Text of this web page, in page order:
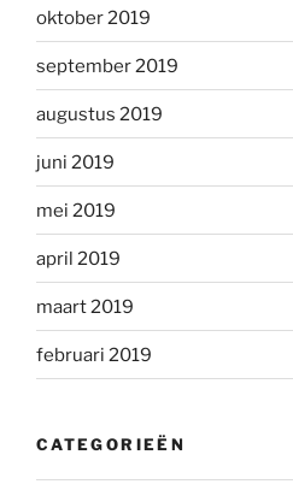
oktober 2019
september 2019
augustus 2019
juni 2019
mei 2019
april 2019
maart 2019
februari 2019
CATEGORIEËN